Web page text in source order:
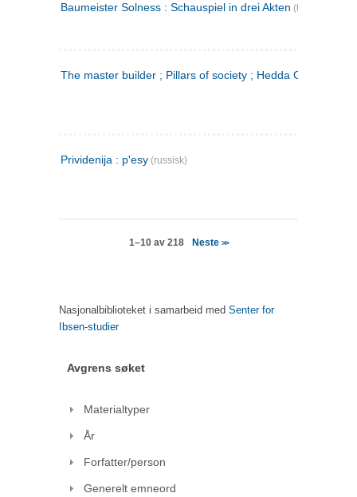
Baumeister Solness : Schauspiel in drei Akten (tysk)
The master builder ; Pillars of society ; Hedda Gabler
Prividenija : p'esy (russisk)
1–10 av 218 Neste >>
Nasjonalbiblioteket i samarbeid med Senter for
Ibsen-studier
Avgrens søket
Materialtyper
År
Forfatter/person
Generelt emneord